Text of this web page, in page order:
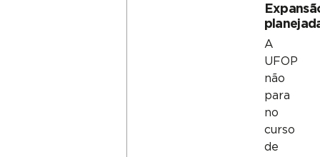
A
UFOP
não
para
no
curso
de